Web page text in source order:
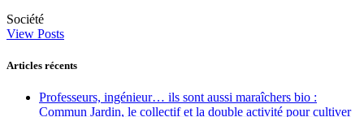
Société
View Posts
Articles récents
Professeurs, ingénieur… ils sont aussi maraîchers bio :
Commun Jardin, le collectif et la double activité pour cultiver